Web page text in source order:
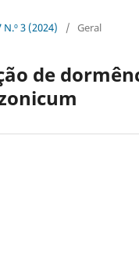
N.º 3 (2024) / Geral
de